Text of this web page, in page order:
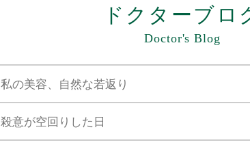
ドクターブロ
Doctor's Blog
私の美容、自然な若返り
殺意が空回りした日